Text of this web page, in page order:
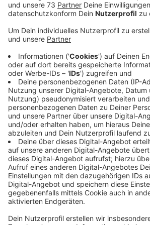
Die Kriminellen gehen äußerst
vor
Anzeige
Wenn ein Verkäufer keine sichere
anbietet, sondern das Geld in
haben möchte, solltet Ihr darauf auf
eingehen, sagt die Polizei. Auch
ein Bild seines Personalausweises
das ist die Masche: Die Kriminellen
von anderen Käufern, um glaubwürdig
bestellte Ware kommt natürlich nie
sein, dass wir selber unter